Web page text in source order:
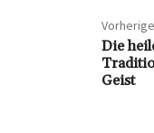
Die
Geist